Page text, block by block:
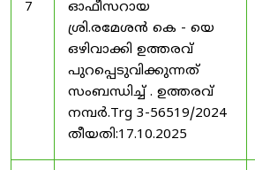
7
ഓഫീസറായ
ശ്രി.രമേശൻ കെ - യെ
ഒഴിവാക്കി ഉത്തരവ്
പുറപ്പെടുവിക്കുന്നത്
സംബന്ധിച്ച് . ഉത്തരവ്
നമ്പർ.Trg 3-56519/2024
തീയതി:17.10.2025